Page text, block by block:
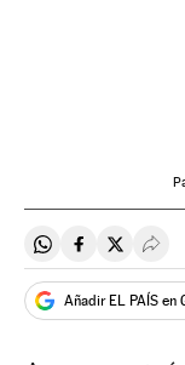
Compartir en
Compartir
Añadir EL PAÍS en